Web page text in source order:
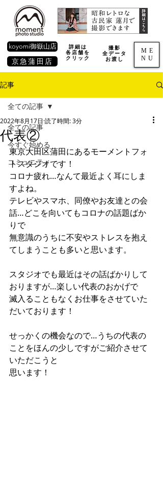
京急蒲田店
koyomi御嶽山店
撮影
全データ
お渡し
ME
NU
詳細は
各店舗を
​クリック
記事
全ての記事
今すぐ始める
コミュニティ
全ての記事
代表②
2022年8月17日 読了時間: 3分
東京大田区蒲田にあるモーメントフォ
トスタジオです！
コロナ疲れ…なんて最近よく耳にしま
すよね。
テレビやスマホ、同僚やお友達との会
話…どこを向いてもコロナの話題ばか
りで
無意識のうちに不安やストレスを抱え
てしまうことも多いと思います。
スタジオでも最近はその話ばかりして
おりますが…楽しい代表のおかげで
滅入ることもなくお仕事をさせていた
だいております！
せっかくの機会なので…うちの代表の
ことをほんの少しですがご紹介させて
いただこうと
思います！